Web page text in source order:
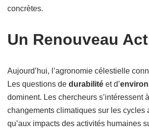
concrètes.
Un Renouveau
Aujourd’hui, l’agronomie célestielle
Les questions de durabilité et d’
dominent. Les chercheurs s’intéressent
changements climatiques sur les cycles
qu’aux impacts des activités humaines